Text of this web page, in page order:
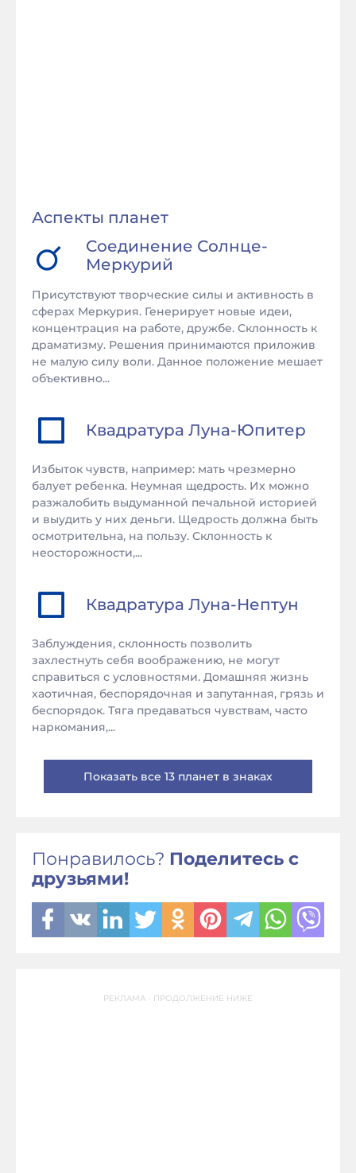
Аспекты планет
Соединение Солнце-
Меркурий
Присутствуют творческие силы и активность в
сферах Меркурия. Генерирует новые идеи,
концентрация на работе, дружбе. Склонность к
драматизму. Решения принимаются приложив
не малую силу воли. Данное положение мешает
объективно...
Квадратура Луна-Юпитер
Избыток чувств, например: мать чрезмерно
балует ребенка. Неумная щедрость. Их можно
разжалобить выдуманной печальной историей
и выудить у них деньги. Щедрость должна быть
осмотрительна, на пользу. Склонность к
неосторожности,...
Квадратура Луна-Нептун
Заблуждения, склонность позволить
захлестнуть себя воображению, не могут
справиться с условностями. Домашняя жизнь
хаотичная, беспорядочная и запутанная, грязь и
беспорядок. Тяга предаваться чувствам, часто
наркомания,...
Показать все 13 планет в знаках
Понравилось? Поделитесь с
друзьями!
РЕКЛАМА - ПРОДОЛЖЕНИЕ НИЖЕ